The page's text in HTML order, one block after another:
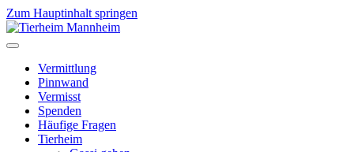
Zum Hauptinhalt springen
Vermittlung
Pinnwand
Vermisst
Spenden
Häufige Fragen
Tierheim